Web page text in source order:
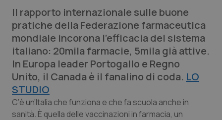
Lettere al direttore
Edizioni Regionali
QS Pro
Professionisti Sanitari.AI
Abruzzo
QS Pro Gold
Il rapporto internazionale sulle buone
pratiche della Federazione farmaceutica
mondiale incorona l’efficacia del sistema
italiano: 20mila farmacie, 5mila già attive.
In Europa leader Portogallo e Regno
Unito, il Canada è il fanalino di coda. LO
STUDIO
C’è un’Italia che funziona e che fa scuola anche in
sanità. È quella delle vaccinazioni in farmacia, un